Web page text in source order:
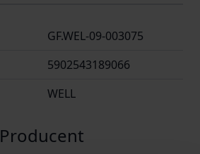
GF.WEL-09-003075
5902543189066
WELL
Producent